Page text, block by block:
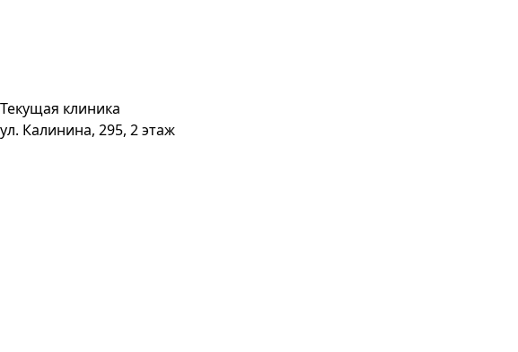
Текущая клиника
ул. Калинина, 295, 2 этаж